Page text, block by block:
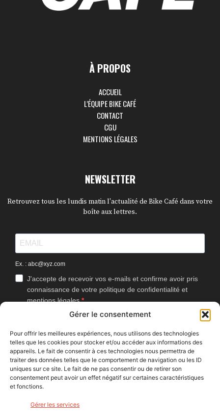
Gérer le consentement
Pour offrir les meilleures expériences, nous utilisons des technologies
telles que les cookies pour stocker et/ou accéder aux informations des
appareils. Le fait de consentir à ces technologies nous permettra de
traiter des données telles que le comportement de navigation ou les ID
uniques sur ce site. Le fait de ne pas consentir ou de retirer son
consentement peut avoir un effet négatif sur certaines caractéristiques
et fonctions.
Gérer les services
À PROPOS
ACCUEIL
L’ÉQUIPE BIKE CAFÉ
CONTACT
CGU
MENTIONS LÉGALES
NEWSLETTER
Retrouvez tous les lundis matin l'actualité de Bike Café dans votre
boîte aux lettres.
Ex. : abc@xyz.com
J'accepte de recevoir vos e-mails et confirme avoir pris
connaissance de votre politique de confidentialité et
mentions légales.
Vous pouvez vous désinscrire à tout moment en cliquant sur le lien
J'accepte que Bike Café mesure l'ouverture des
newsletters afin d'améliorer les contenus proposés.
S'INSCRIRE